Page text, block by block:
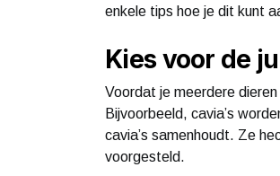
enkele tips hoe je dit kunt
Kies voor de
Voordat je meerdere
Bijvoorbeeld, cavia’s
cavia’s samenhoudt. Ze
voorgesteld.